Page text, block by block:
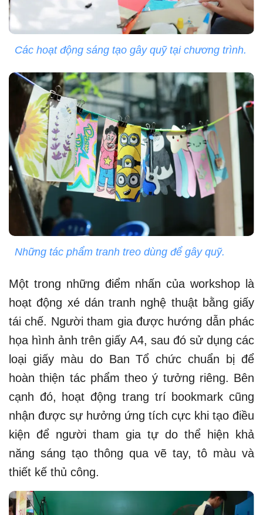
Các hoạt động sáng tạo gây quỹ tại chương trình.
Những tác phẩm tranh treo dùng để gây quỹ.
Một trong những điểm nhấn của workshop là
hoạt động xé dán tranh nghệ thuật bằng giấy
tái chế. Người tham gia được hướng dẫn phác
họa hình ảnh trên giấy A4, sau đó sử dụng các
loại giấy màu do Ban Tổ chức chuẩn bị để
hoàn thiện tác phẩm theo ý tưởng riêng. Bên
cạnh đó, hoạt động trang trí bookmark cũng
nhận được sự hưởng ứng tích cực khi tạo điều
kiện để người tham gia tự do thể hiện khả
năng sáng tạo thông qua vẽ tay, tô màu và
thiết kế thủ công.